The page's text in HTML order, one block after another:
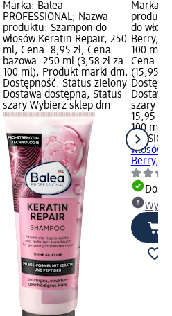
Marka: Balea
PROFESSIONAL; Nazwa
produktu: Szampon do
włosów Keratin Repair, 250
ml; Cena: 8,95 zł; Cena
bazowa: 250 ml (3,58 zł za
100 ml); Produkt marki dm;
Dostępność: Status zielony
Dostawa dostępna, Status
szary Wybierz sklep dm
Marka:
do
Berry,
100 ml;
Cena
(15,95
szary
15,95 zł
100 ml
SESSIO
włosów